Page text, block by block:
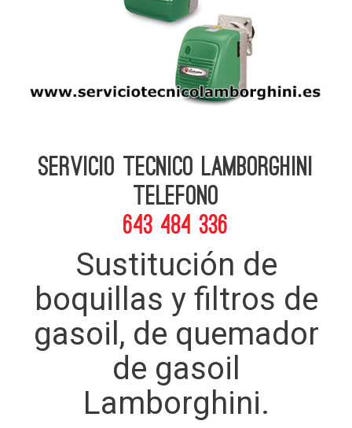
Servicio Tecnico Lamborghini
telefono
643 484 336
Sustitución de
boquillas y filtros de
gasoil, de quemador
de gasoil
Lamborghini.